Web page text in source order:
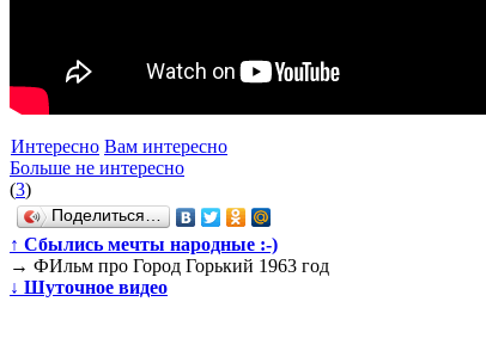
Интересно Вам интересно
Больше не интересно
(3)
Поделиться…
↑ Сбылись мечты народные :-)
→ ФИльм про Город Горький 1963 год
↓ Шуточное видео